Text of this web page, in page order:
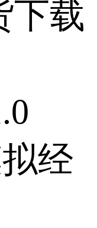
下载
经